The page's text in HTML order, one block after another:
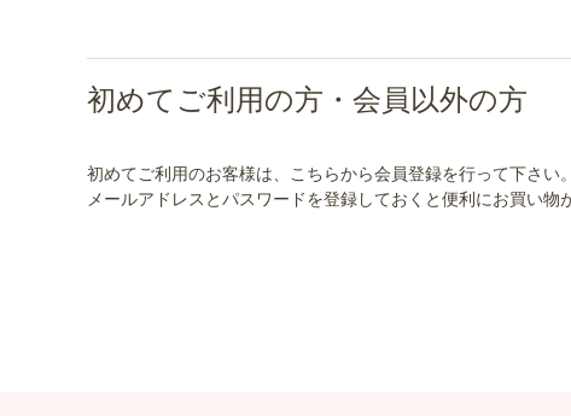
初めてご利用の方・会員以外の方
初めてご利用のお客様は、こちらから会員登録を行って下さい。
メールアドレスとパスワードを登録しておくと便利にお買い物